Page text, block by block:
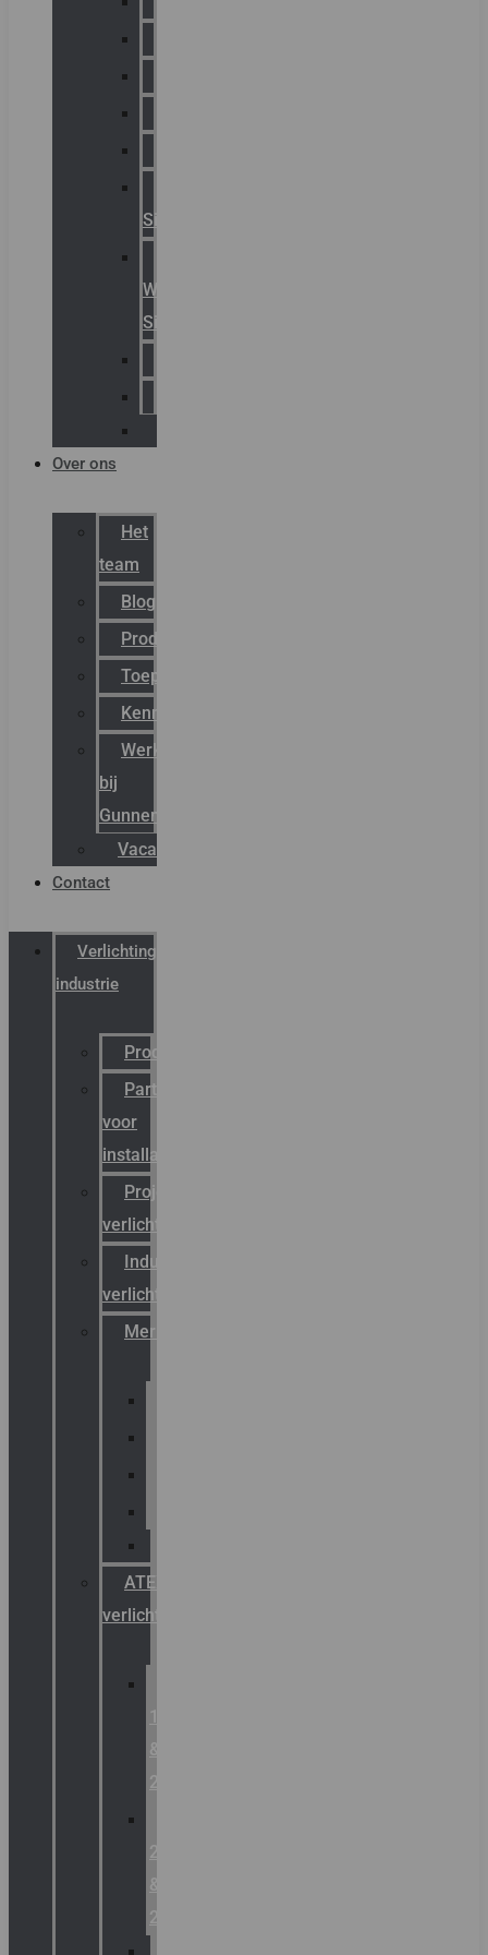
Signaling
Warning
Signals
Over ons
Het
team
Blog
Productnieuws
Toepassingen
Kenniscentrum
Werken
bij
Gunneman
Vacatures
Contact
Verlichting
industrie
Productcatalogus
Partner
voor
installateurs
Projectreferenties
verlichting
Industriële
verlichting
Merken
ATEX
verlichting
1
&
2
21
&
22